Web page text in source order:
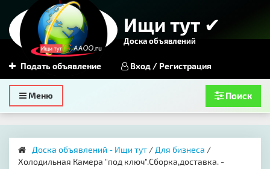
Ищи тут ✔
Доска объявлений
Подать объявление Вход / Регистрация
Toggle
navigation
Меню Поиск
Доска объявлений - Ищи тут / Для бизнеса /
Холодильная Камера "под ключ".Сборка,доставка. -